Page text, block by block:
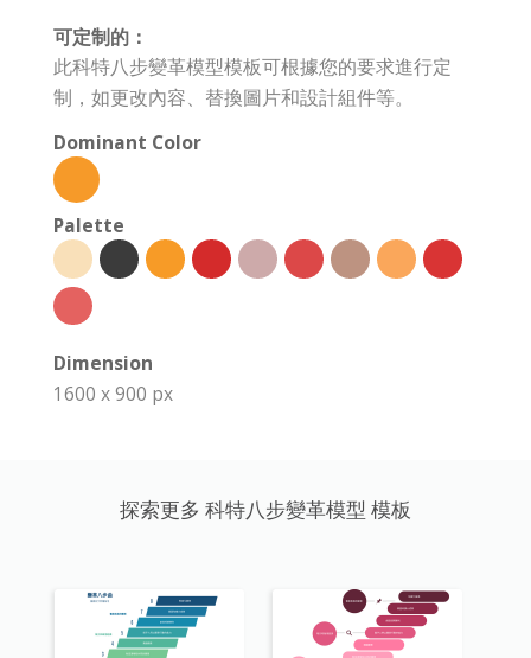
可定制的：
此科特八步變革模型模板可根據您的要求進行定
制，如更改內容、替換圖片和設計組件等。
Dominant Color
Palette
Dimension
1600 x 900 px
探索更多 科特八步變革模型 模板